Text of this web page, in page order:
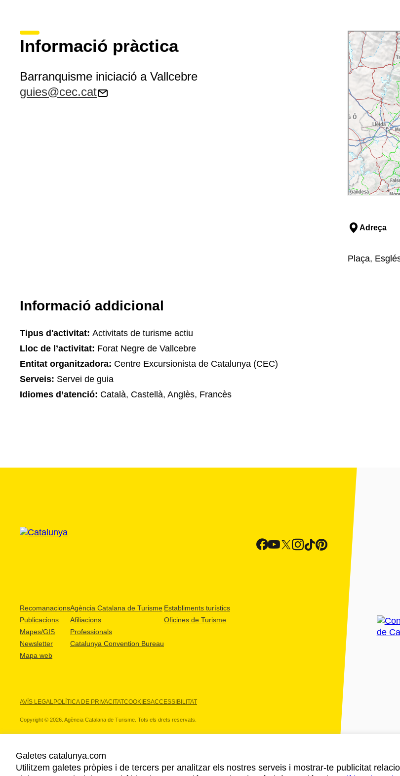
Es requereix un mínim de 4 participants per poder realitzar l'activitat.
Informació pràctica
Barranquisme iniciació a Vallcebre
guies@cec.cat
Adreça
Plaça,
Informació addicional
Tipus d'activitat: Activitats de turisme actiu
Lloc de l’activitat: Forat Negre de Vallcebre
Entitat organitzadora: Centre Excursionista de Catalunya (CEC)
Serveis: Servei de guia
Idiomes d’atenció: Català, Castellà, Anglès, Francès
Recomanacions
Publicacions
Mapes/GIS
Newsletter
Mapa web
Agència Catalana de Turisme
Afiliacions
Professionals
Catalunya Convention Bureau
Establiments turístics
Oficines de Turisme
AVÍS LEGALPOLÍTICA DE PRIVACITATCOOKIESACCESSIBILITAT
Copyright © 2026. Agència Catalana de Turisme. Tots els drets reservats.
ELS NOSTRES PARTNERS
Galetes catalunya.com
Utilitzem galetes pròpies i de tercers per analitzar els nostres serveis i mostrar-te publicitat